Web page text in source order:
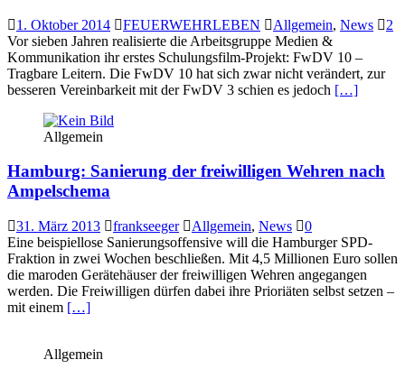
1. Oktober 2014 FEUERWEHRLEBEN Allgemein, News
2
Vor sieben Jahren realisierte die Arbeitsgruppe Medien &
Kommunikation ihr erstes Schulungsfilm-Projekt: FwDV 10 –
Tragbare Leitern. Die FwDV 10 hat sich zwar nicht verändert, zur
besseren Vereinbarkeit mit der FwDV 3 schien es jedoch […]
Allgemein
Hamburg: Sanierung der freiwilligen Wehren nach
Ampelschema
31. März 2013 frankseeger Allgemein, News
0
Eine beispiellose Sanierungsoffensive will die Hamburger SPD-
Fraktion in zwei Wochen beschließen. Mit 4,5 Millionen Euro sollen
die maroden Gerätehäuser der freiwilligen Wehren angegangen
werden. Die Freiwilligen dürfen dabei ihre Prioriäten selbst setzen –
mit einem […]
Allgemein